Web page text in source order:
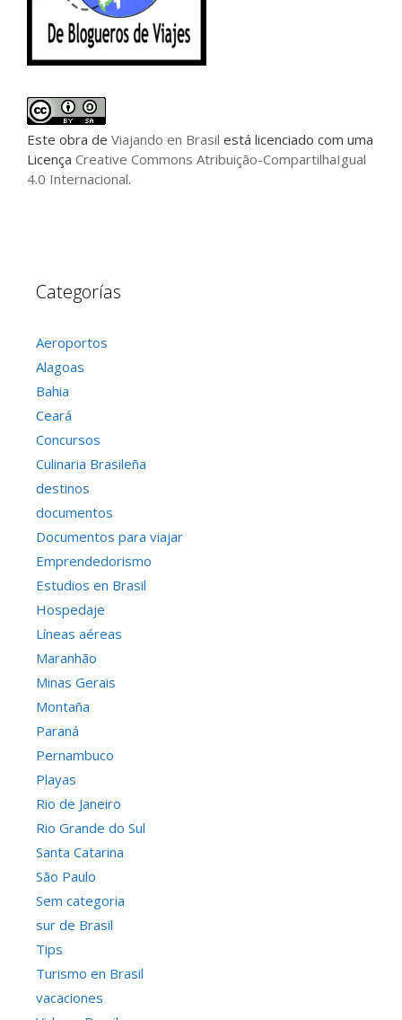
Este obra de Viajando en Brasil está licenciado com uma
Licença Creative Commons Atribuição-CompartilhaIgual
4.0 Internacional.
Categorías
Aeroportos
Alagoas
Bahia
Ceará
Concursos
Culinaria Brasileña
destinos
documentos
Documentos para viajar
Emprendedorismo
Estudios en Brasil
Hospedaje
Líneas aéreas
Maranhão
Minas Gerais
Montaña
Paraná
Pernambuco
Playas
Rio de Janeiro
Rio Grande do Sul
Santa Catarina
São Paulo
Sem categoria
sur de Brasil
Tips
Turismo en Brasil
vacaciones